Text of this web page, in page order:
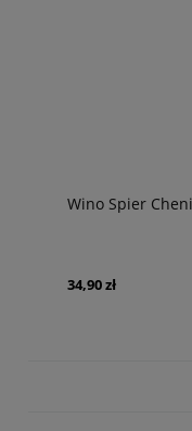
Wino Spier
34,90 zł